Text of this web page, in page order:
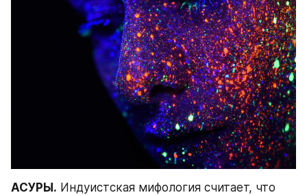
АСУРЫ. Индуистская мифология считает, что